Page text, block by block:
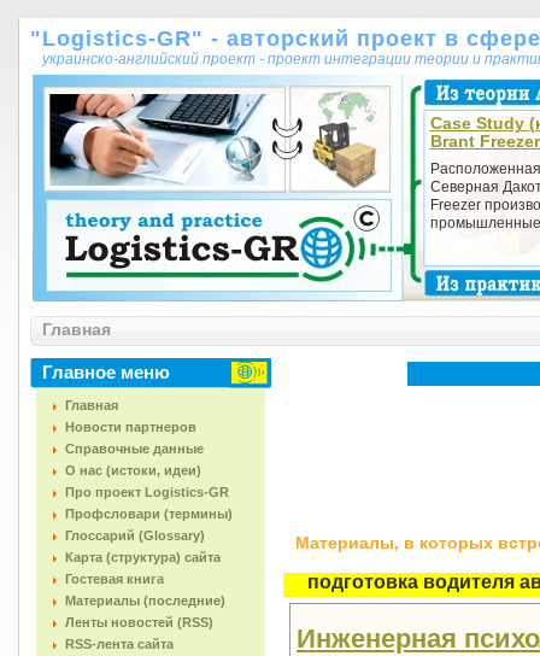
"Logistics-GR" - авторский проект в
украинско-английский проект - проект интеграции теории и
Case Study
Brant
Северная
Freezer
промышленные
Главная
Главное меню
Главная
Новости партнеров
Справочные данные
О нас (истоки, идеи)
Про проект Logistics-GR
Профсловари (термины)
Глоссарий (Glossary)
Карта (структура) сайта
Гостевая книга
Материалы (последние)
Ленты новостей (RSS)
RSS-лента сайта
Материалы, в которых
подготовка водителя
Инженерная